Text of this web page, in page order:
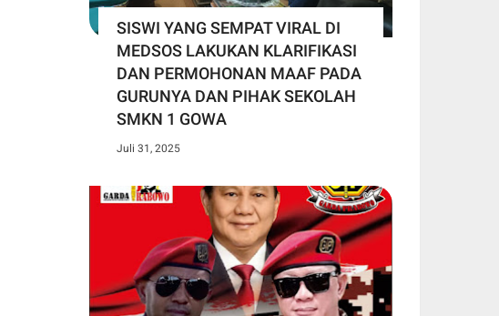
SISWI YANG SEMPAT VIRAL DI
MEDSOS LAKUKAN KLARIFIKASI
DAN PERMOHONAN MAAF PADA
GURUNYA DAN PIHAK SEKOLAH
SMKN 1 GOWA
Juli 31, 2025